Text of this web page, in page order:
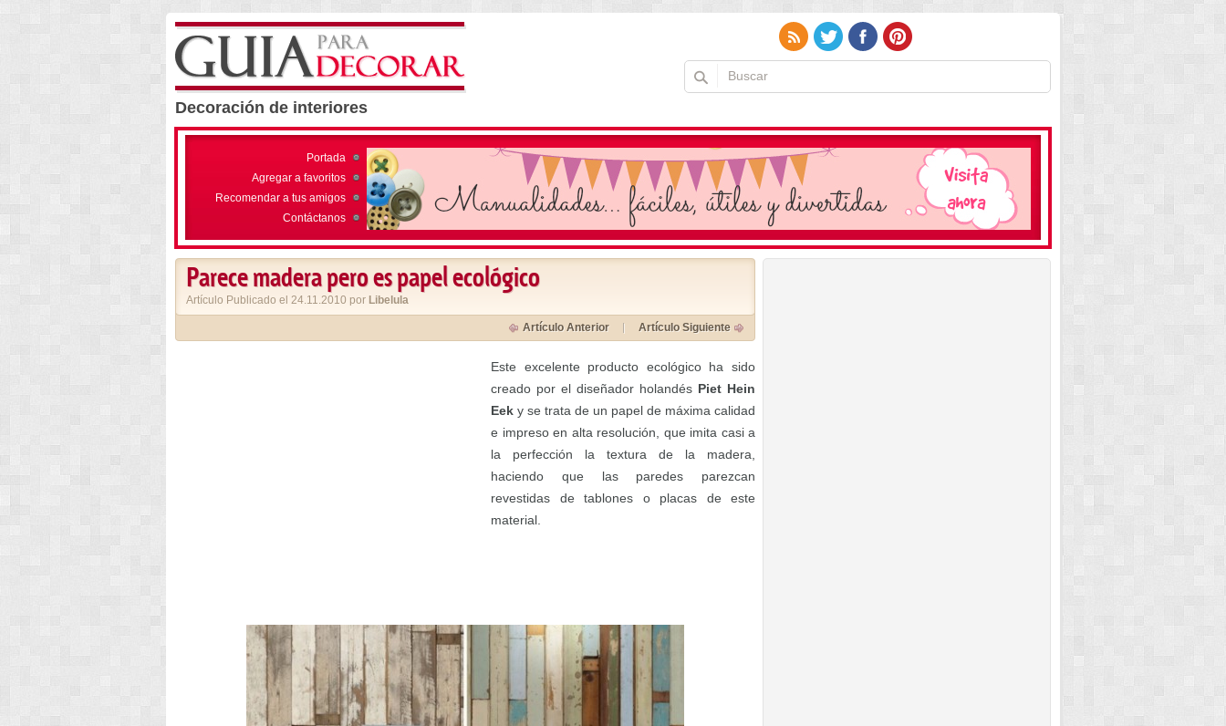
Decoración de interiores
Portada
Agregar a favoritos
Recomendar a tus amigos
Contáctanos
Parece madera pero es papel ecológico
Artículo Publicado el 24.11.2010 por Libelula
Artículo Anterior Artículo Siguiente
Este excelente producto ecológico ha sido
creado por el diseñador holandés Piet Hein
Eek y se trata de un papel de máxima calidad
e impreso en alta resolución, que imita casi a
la perfección la textura de la madera,
haciendo que las paredes parezcan
revestidas de tablones o placas de este
material.